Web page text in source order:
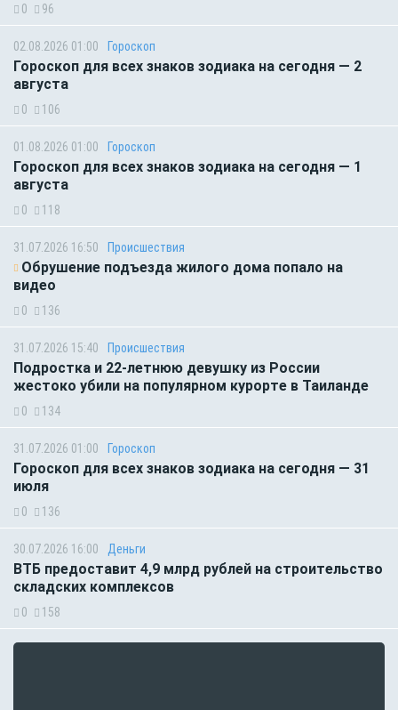
0 96
02.08.2026 01:00 Гороскоп
Гороскоп для всех знаков зодиака на сегодня — 2
августа
0 106
01.08.2026 01:00 Гороскоп
Гороскоп для всех знаков зодиака на сегодня — 1
августа
0 118
31.07.2026 16:50 Происшествия
Обрушение подъезда жилого дома попало на
видео
0 136
31.07.2026 15:40 Происшествия
Подростка и 22-летнюю девушку из России
жестоко убили на популярном курорте в Таиланде
0 134
31.07.2026 01:00 Гороскоп
Гороскоп для всех знаков зодиака на сегодня — 31
июля
0 136
30.07.2026 16:00 Деньги
ВТБ предоставит 4,9 млрд рублей на строительство
складских комплексов
0 158